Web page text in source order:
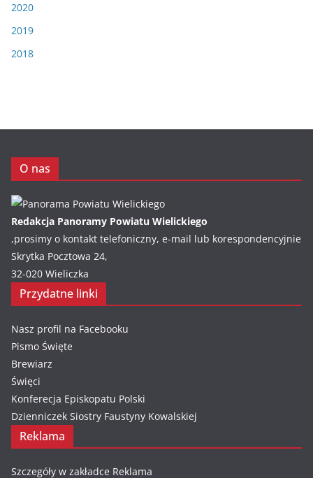
2020
2019
2018
O nas
Redakcja Panoramy Powiatu Wielickiego
,prosimy o kontakt telefoniczny, e-mail lub korespondencyjnie
Skrytka Pocztowa 24,
32-020 Wieliczka
Przydatne linki
Nasz profil na Facebooku
Pismo Święte
Brewiarz
Święci
Konferecja Episkopatu Polski
Dzienniczek Siostry Faustyny Kowalskiej
Reklama
Szczegóły w zakładce Reklama